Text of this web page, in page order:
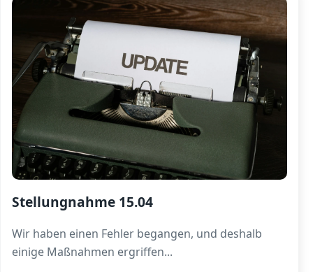
Stellungnahme 15.04
Wir haben einen Fehler begangen, und deshalb
einige Maßnahmen ergriffen...